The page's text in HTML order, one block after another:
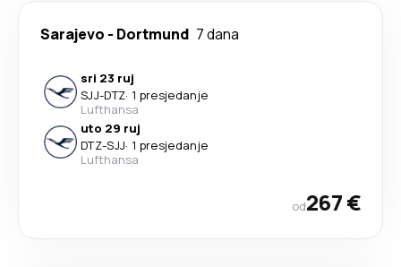
Sarajevo - Dortmund 7 dana
sri 23 ruj
SJJ-DTZ· 1 presjedanje
Lufthansa
uto 29 ruj
DTZ-SJJ· 1 presjedanje
Lufthansa
od267 €